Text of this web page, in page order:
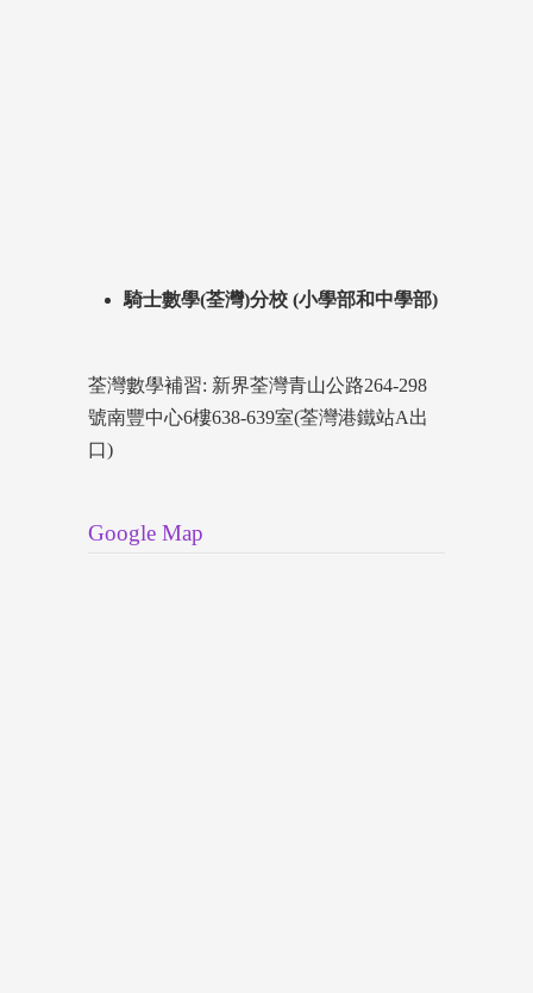
騎士數學(荃灣)分校 (小學部和中學部)
荃灣數學補習: 新界荃灣青山公路264-298
號南豐中心6樓638-639室(荃灣港鐵站A出
口)
Google Map